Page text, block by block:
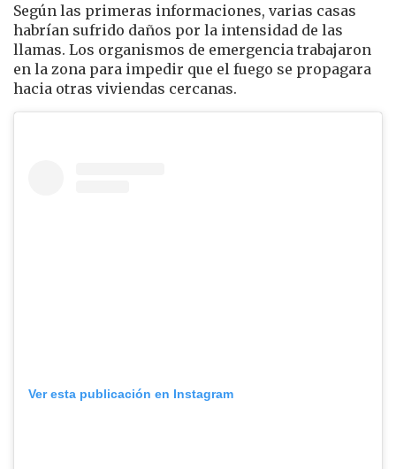
Según las primeras informaciones, varias casas
habrían sufrido daños por la intensidad de las
llamas. Los organismos de emergencia trabajaron
en la zona para impedir que el fuego se propagara
hacia otras viviendas cercanas.
Ver esta publicación en Instagram